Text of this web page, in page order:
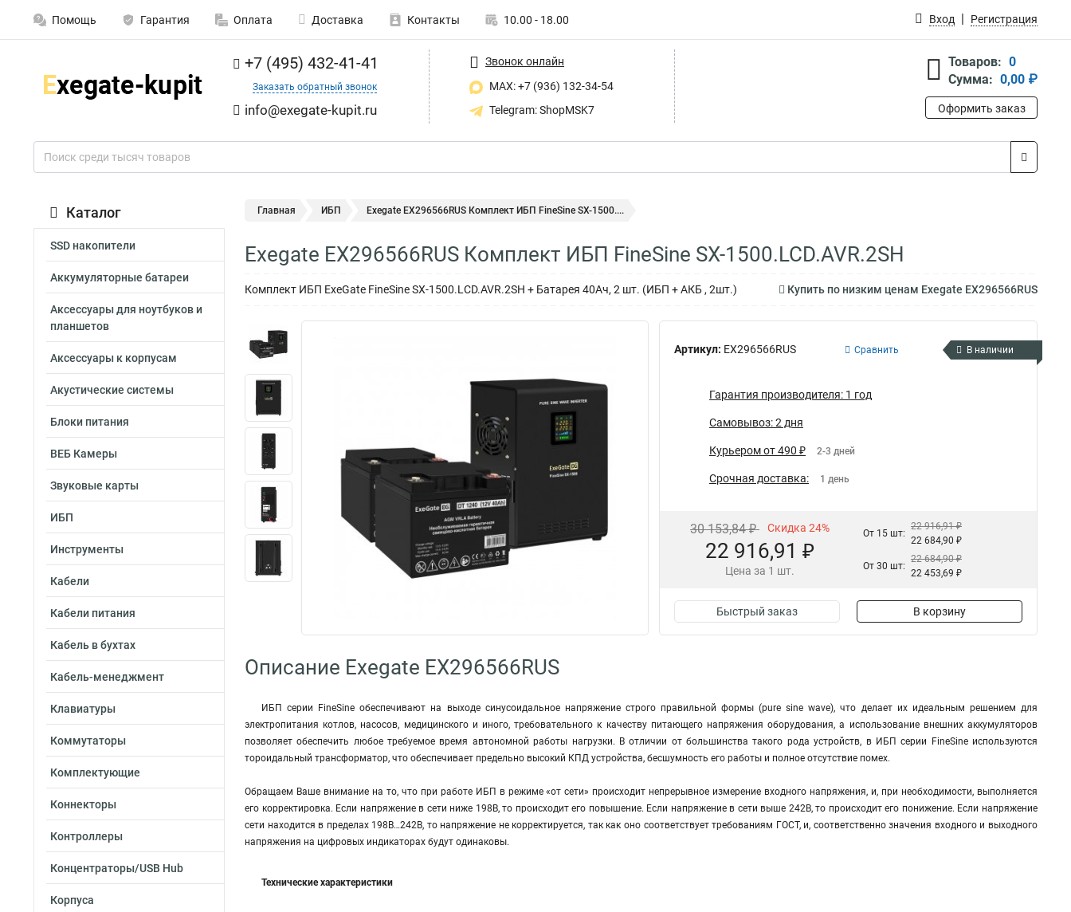
Помощь Гарантия Оплата Доставка Контакты 10.00 - 18.00 Вход Регистрация
+7 (495) 432-41-41
Заказать обратный звонок
info@exegate-kupit.ru
Звонок онлайн
MAX: +7 (936) 132-34-54
Telegram: ShopMSK7
Товаров: 0
Сумма: 0,00 ₽
Оформить заказ
Каталог
SSD накопители
Аккумуляторные батареи
Аксессуары для ноутбуков и
планшетов
Аксессуары к корпусам
Акустические системы
Блоки питания
ВЕБ Камеры
Звуковые карты
ИБП
Инструменты
Кабели
Кабели питания
Кабель в бухтах
Кабель-менеджмент
Клавиатуры
Коммутаторы
Комплектующие
Коннекторы
Контроллеры
Концентраторы/USB Hub
Корпуса
Главная ИБП Exegate EX296566RUS Комплект ИБП FineSine SX-1500....
Exegate EX296566RUS Комплект ИБП FineSine SX-1500.LCD.AVR.2SH
Комплект ИБП ExeGate FineSine SX-1500.LCD.AVR.2SH + Батарея 40Aч, 2 шт. (ИБП + АКБ , 2шт.) Купить по низким ценам Exegate EX296566RUS
Артикул: EX296566RUS Сравнить В наличии
Гарантия производителя: 1 год
Самовывоз: 2 дня
Курьером от 490 ₽ 2-3 дней
Срочная доставка: 1 день
30 153,84 ₽ Скидка 24%
22 916,91 ₽
Цена за 1 шт.
От 15 шт:
22 916,91 ₽
22 684,90 ₽
От 30 шт:
22 684,90 ₽
22 453,69 ₽
Быстрый заказ В корзину
Описание Exegate EX296566RUS
ИБП серии FineSine обеспечивают на выходе синусоидальное напряжение строго правильной формы (pure sine wave), что делает их идеальным решением для
электропитания котлов, насосов, медицинского и иного, требовательного к качеству питающего напряжения оборудования, а использование внешних аккумуляторов
позволяет обеспечить любое требуемое время автономной работы нагрузки. В отличии от большинства такого рода устройств, в ИБП серии FineSine используются
тороидальный трансформатор, что обеспечивает предельно высокий КПД устройства, бесшумность его работы и полное отсутствие помех.
Обращаем Ваше внимание на то, что при работе ИБП в режиме «от сети» происходит непрерывное измерение входного напряжения, и, при необходимости, выполняется
его корректировка. Если напряжение в сети ниже 198В, то происходит его повышение. Если напряжение в сети выше 242В, то происходит его понижение. Если напряжение
сети находится в пределах 198В…242В, то напряжение не корректируется, так как оно соответствует требованиям ГОСТ, и, соответственно значения входного и выходного
напряжения на цифровых индикаторах будут одинаковы.
Технические характеристики